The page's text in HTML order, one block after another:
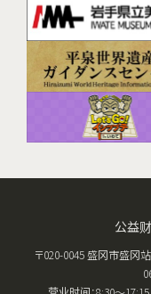
公益
〒020-0045 盛冈市盛冈